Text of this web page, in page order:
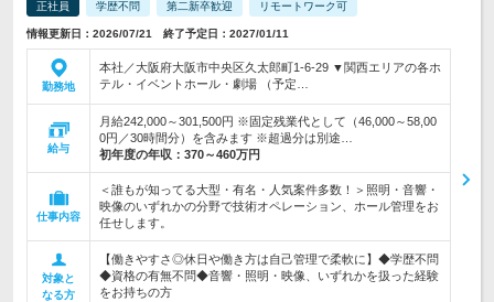
正社員 学歴不問 第二新卒歓迎 リモートワーク可
情報更新日：2026/07/21 終了予定日：2027/01/11
勤務地
本社／大阪府大阪市中央区久太郎町1-6-29 ▼関西エリアの各ホ
テル・イベントホール・劇場 （予定…
給与
月給242,000～301,500円 ※固定残業代として（46,000～58,00
0円／30時間分）を含みます ※超過分は別途…
初年度の年収： 370～460万円
仕事内容
＜誰もが知ってる大型・有名・人気案件多数！＞照明・音響・
映像のいずれかの分野で技術オペレーション、ホール管理をお
任せします。
対象と
なる方
【働きやすさ◎休日や働き方は自己管理で柔軟に】◆学歴不問
◆資格の有無不問◆音響・照明・映像、いずれかを扱った経験
をお持ちの方